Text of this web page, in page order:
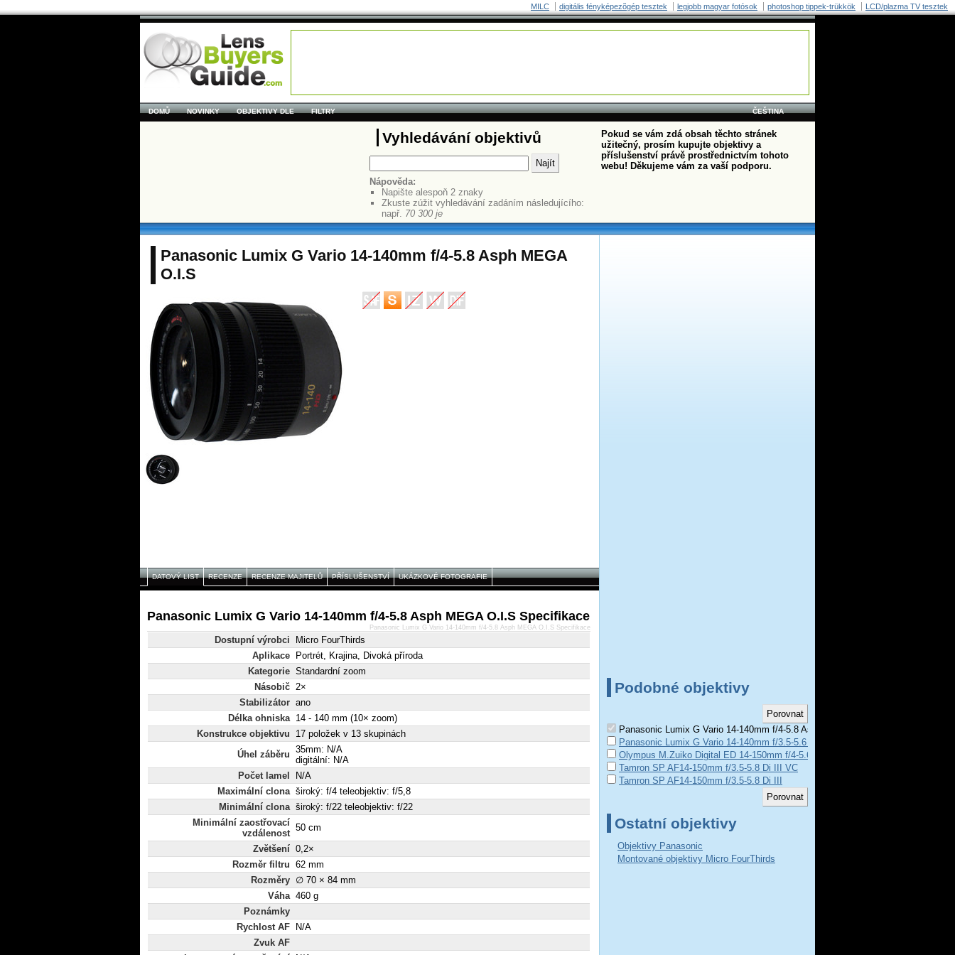
MILC digitális fényképezõgép tesztek legjobb magyar fotósok photoshop tippek-trükkök LCD/plazma TV tesztek
ČEŠTINA
DOMŮ NOVINKY OBJEKTIVY DLE FILTRY
Vyhledávání objektivů
Nápověda:
Napište alespoň 2 znaky
Zkuste zúžit vyhledávání zadáním následujícího:
např. 70 300 je
Pokud se vám zdá obsah těchto stránek
užitečný, prosím kupujte objektivy a
příslušenství právě prostřednictvím tohoto
webu! Děkujeme vám za vaší podporu.
Panasonic Lumix G Vario 14-140mm f/4-5.8 Asph MEGA
O.I.S
DATOVÝ LIST RECENZE RECENZE MAJITELŮ PŘÍSLUŠENSTVÍ UKÁZKOVÉ FOTOGRAFIE
Panasonic Lumix G Vario 14-140mm f/4-5.8 Asph MEGA O.I.S Specifikace
Dostupní výrobci
Micro FourThirds
Aplikace
Portrét, Krajina, Divoká příroda
Kategorie Standardní zoom
Násobič 2×
Stabilizátor ano
Délka ohniska 14 - 140 mm (10× zoom)
Konstrukce objektivu
17 položek v 13 skupinách
Úhel záběru 35mm: N/A
digitální: N/A
Počet lamel
N/A
Maximální clona široký: f/4 teleobjektiv: f/5,8
Minimální clona široký: f/22 teleobjektiv: f/22
Minimální zaostřovací
vzdálenost
50 cm
Zvětšení 0,2×
Rozměr filtru 62 mm
Rozměry ∅ 70 × 84 mm
Váha 460 g
Poznámky
Rychlost AF
N/A
Zvuk AF
Panasonic Lumix G Vario 14-140mm f/4-5.8 Asph MEGA O.I.S Specifikace
Podobné objektivy
Panasonic Lumix G Vario 14-140mm f/4-5.8 Asph MEGA O.I.S
Panasonic Lumix G Vario 14-140mm f/3.5-5.6 Asph Power O.I.S
Olympus M.Zuiko Digital ED 14-150mm f/4-5.6
Tamron SP AF14-150mm f/3.5-5.8 Di III VC
Tamron SP AF14-150mm f/3.5-5.8 Di III
Ostatní objektivy
Objektivy Panasonic
Montované objektivy Micro FourThirds